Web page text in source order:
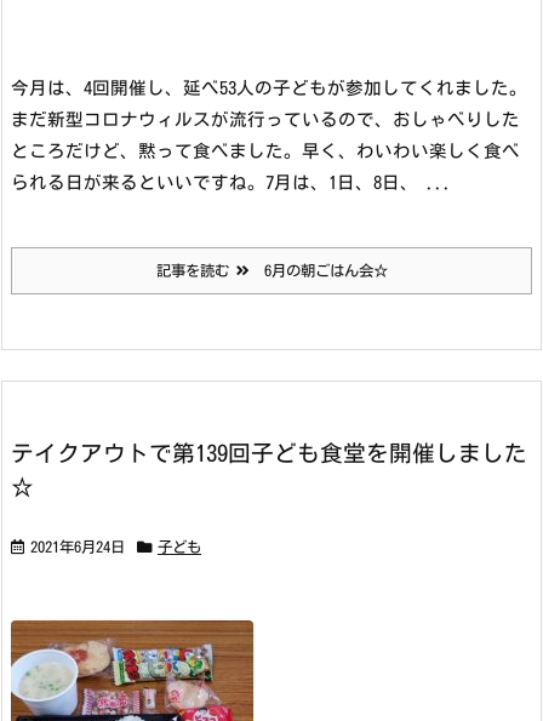
今月は、4回開催し、延べ53人の子どもが参加してくれました。
まだ新型コロナウィルスが流行っているので、おしゃべりした
ところだけど、黙って食べました。早く、わいわい楽しく食べ
られる日が来るといいですね。 7月は、1日、8日、 ...
記事を読む 6月の朝ごはん会☆
テイクアウトで第139回子ども食堂を開催しました
☆
2021年6月24日 子ども